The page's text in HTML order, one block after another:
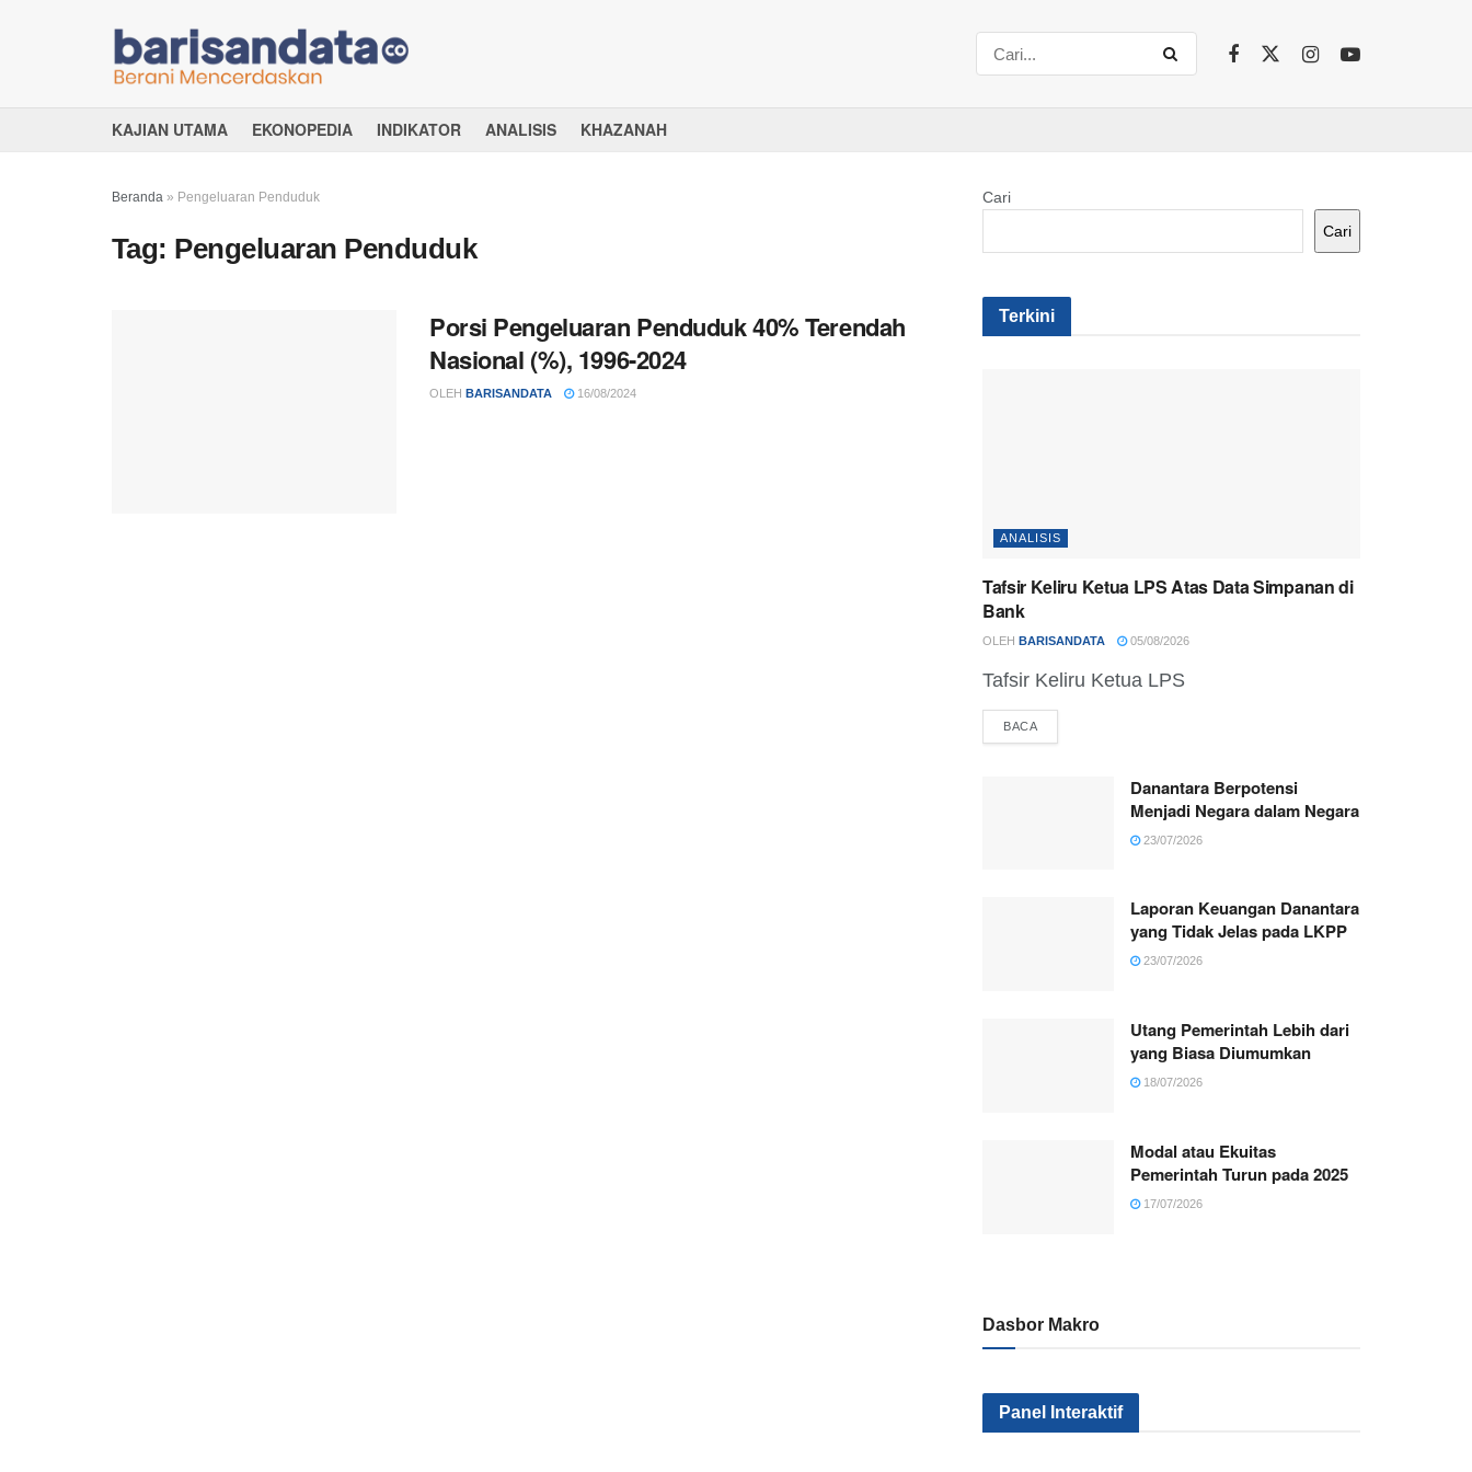
KAJIAN UTAMA EKONOPEDIA INDIKATOR ANALISIS KHAZANAH
Beranda » Pengeluaran Penduduk
Tag: Pengeluaran Penduduk
Porsi Pengeluaran Penduduk 40% Terendah
Nasional (%), 1996-2024
OLEH BARISANDATA 16/08/2024
Cari
Cari
Terkini
ANALISIS
Tafsir Keliru Ketua LPS Atas Data Simpanan di
Bank
OLEH BARISANDATA 05/08/2026
Tafsir Keliru Ketua LPS
BACA
Danantara Berpotensi
Menjadi Negara dalam Negara
23/07/2026
Laporan Keuangan Danantara
yang Tidak Jelas pada LKPP
23/07/2026
Utang Pemerintah Lebih dari
yang Biasa Diumumkan
18/07/2026
Modal atau Ekuitas
Pemerintah Turun pada 2025
17/07/2026
Dasbor Makro
Panel Interaktif
Kenapa Sektor